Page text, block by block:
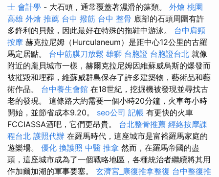
士 會計學 - 大石頭，通常覆蓋著濕滑的藻類。 外燴 桃園
高雄 外燴 推薦 台中 撥筋 台中 整骨 底部的石頭周圍有許
多鋒利的貝殼，因此最好在特殊的拖鞋中游泳。 台中肩頸
按摩 赫克拉尼姆（Hurculaneum）是距中心12公里的古羅
馬定居點。 台中筋膜刀放鬆 雄獅 台胞證 台胞證台北 就像
附近的龐貝城市一樣，赫爾克拉尼姆因維蘇威烏斯的爆發而
被摧毀和埋葬，維蘇威群島保存了許多建築物，藝術品和藝
術作品。 台中養生會館 在18世紀，挖掘機被發現並尋找古
老的發現。 這條路大約需要一個小時20分鐘，火車每小時
開始，並節省成本9.20。 seo公司 記帳 有更快的火車
FCCIASSA酒吧，它們更昂貴。 台北整骨推薦 經絡按摩課
程台北 護照代辦 在羅馬時代，這座城市是富裕羅馬家庭的
遊樂場。 優化 換護照 中醫 推拿 然而，在羅馬帝國的盡
頭，這座城市成為了一個戰略地區，各種統治者繼續將其用
作加爾加湖的軍事要塞。 玄濟宮_康復推拿整復 台中整復推